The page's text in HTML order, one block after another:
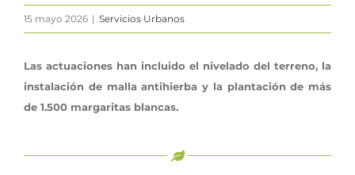
15 mayo 2026 | Servicios Urbanos
Las actuaciones han incluido el nivelado del terreno, la
instalación de malla antihierba y la plantación de más
de 1.500 margaritas blancas.